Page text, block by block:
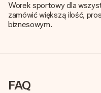
Worek sportowy dla
zamówić większą ilość,
biznesowym.
FAQ